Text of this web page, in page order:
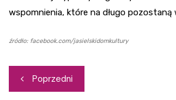
wspomnienia, które na długo pozostaną
źródło: facebook.com/jasielskidomkultury
Nawigacja
Poprzedni